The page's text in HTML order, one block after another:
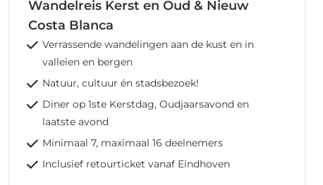
Wandelreis Kerst en Oud & Nieuw
Costa Blanca
Verrassende wandelingen aan de kust en in
valleien en bergen
Natuur, cultuur én stadsbezoek!
Diner op 1ste Kerstdag, Oudjaarsavond en
laatste avond
Minimaal 7, maximaal 16 deelnemers
Inclusief retourticket vanaf Eindhoven